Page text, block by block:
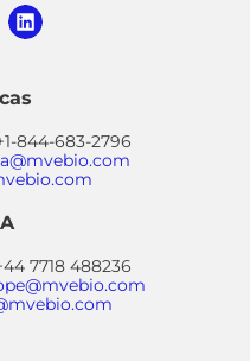
844-683-2796
7718 488236